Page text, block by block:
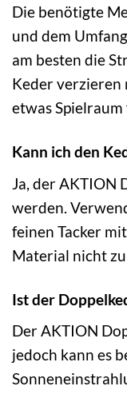
Die benötigte
und dem
am besten die
Keder verzieren
etwas
Kann ich den
Ja, der AKTION
werden.
feinen Tacker
Material nicht
Ist der
Der AKTION
jedoch kann es